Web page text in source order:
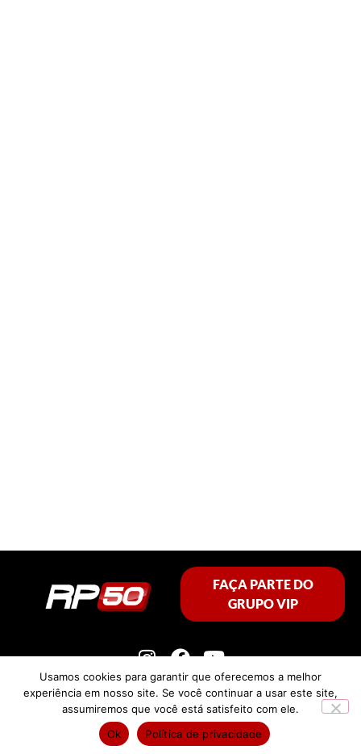
FAÇA PARTE DO
GRUPO VIP
Política de privacidade
Usamos cookies para garantir que oferecemos a melhor
experiência em nosso site. Se você continuar a usar este site,
assumiremos que você está satisfeito com ele.
Ok
Política de privacidade